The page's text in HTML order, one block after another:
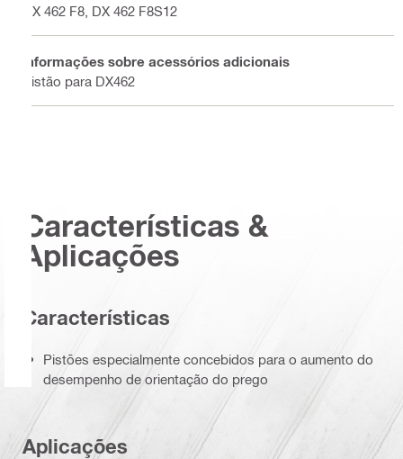
DX 462 F8, DX 462 F8S12
Informações sobre acessórios adicionais
Pistão para DX462
Características &
Aplicações
Características
Pistões especialmente concebidos para o aumento do
desempenho de orientação do prego
Aplicações